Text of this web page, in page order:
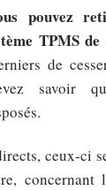
pouvez
TPMS
de
savoir
ceux-ci
concernant